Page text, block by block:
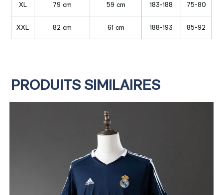
XL 79 cm 59 cm 183-188 75-80
XXL 82 cm 61 cm 188-193 85-92
PRODUITS SIMILAIRES